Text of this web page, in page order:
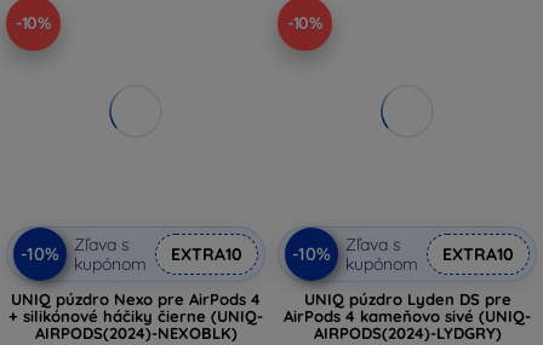
-10%
-10%
Zľava s
kupónom
EXTRA10
UNIQ púzdro Nexo pre AirPods 4
+ silikónové háčiky čierne (UNIQ-
AIRPODS(2024)-NEXOBLK)
-10%
-10%
Zľava s
kupónom
EXTRA10
UNIQ púzdro Lyden DS pre
AirPods 4 kameňovo sivé (UNIQ-
AIRPODS(2024)-LYDGRY)